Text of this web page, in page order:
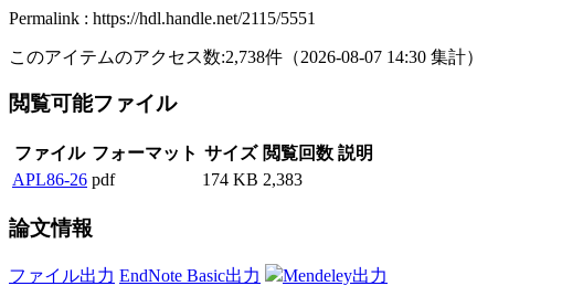
Permalink : https://hdl.handle.net/2115/5551
このアイテムのアクセス数:2,738件 （2026-08-07 14:30 集計）
閲覧可能ファイル
ファイル フォーマット サイズ 閲覧回数 説明
APL86-26 pdf 174 KB 2,383
論文情報
ファイル出力 EndNote Basic出力 Mendeley出力